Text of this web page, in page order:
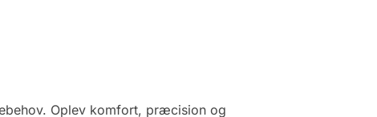
Oplev komfort, præcision og